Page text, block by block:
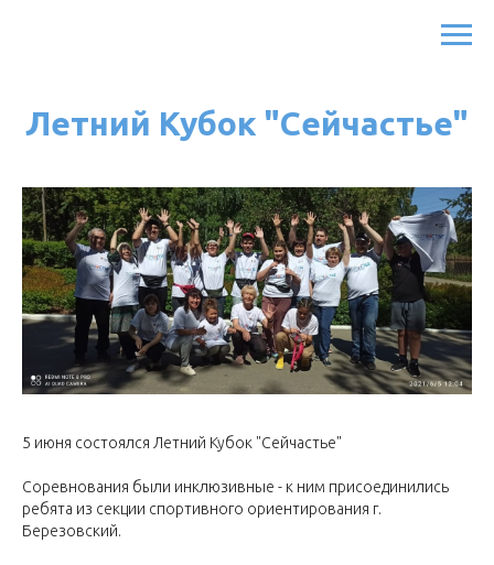
Летний Кубок "Сейчастье"
5 июня состоялся Летний Кубок "Сейчастье"
Соревнования были инклюзивные - к ним присоединились
ребята из секции спортивного ориентирования г.
Березовский.